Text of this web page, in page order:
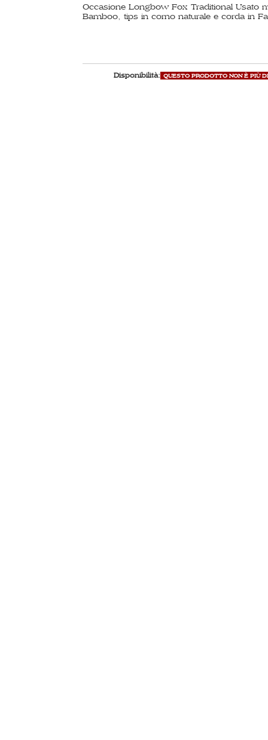
Occasione Longbow Fox Traditional Usato
Bamboo, tips in corno naturale e corda in
Disponibilità: QUESTO PRODOTTO NON È PIÙ